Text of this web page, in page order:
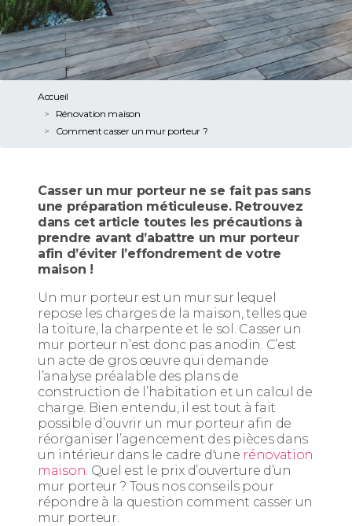
Accueil
Rénovation maison
Comment casser un mur porteur ?
Casser un mur porteur ne se fait pas sans
une préparation méticuleuse. Retrouvez
dans cet article toutes les précautions à
prendre avant d’abattre un mur porteur
afin d’éviter l’effondrement de votre
maison !
Un mur porteur est un mur sur lequel
repose les charges de la maison, telles que
la toiture, la charpente et le sol. Casser un
mur porteur n’est donc pas anodin. C’est
un acte de gros œuvre qui demande
l’analyse préalable des plans de
construction de l’habitation et un calcul de
charge. Bien entendu, il est tout à fait
possible d’ouvrir un mur porteur afin de
réorganiser l’agencement des pièces dans
un intérieur dans le cadre d'une rénovation
maison . Quel est le prix d’ouverture d’un
mur porteur ? Tous nos conseils pour
répondre à la question comment casser un
mur porteur.